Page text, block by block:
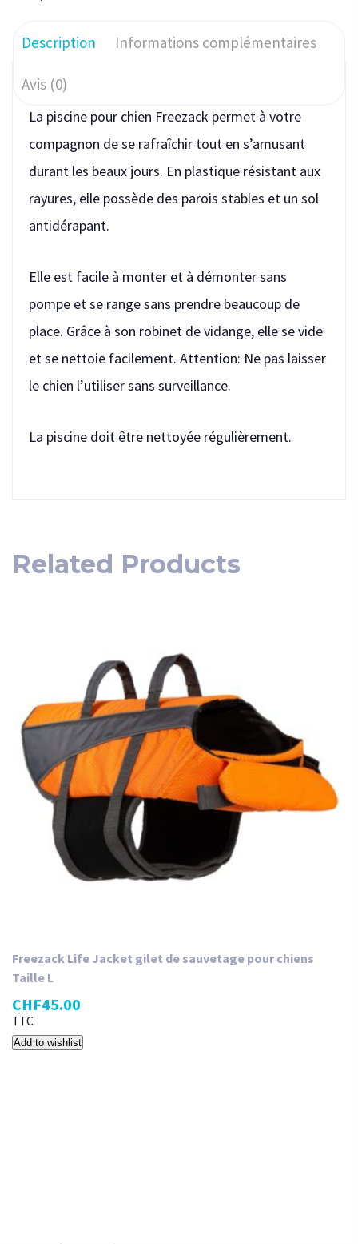
Description Informations complémentaires
Avis (0)
La piscine pour chien Freezack permet à votre
compagnon de se rafraîchir tout en s’amusant
durant les beaux jours. En plastique résistant aux
rayures, elle possède des parois stables et un sol
antidérapant.
Elle est facile à monter et à démonter sans
pompe et se range sans prendre beaucoup de
place. Grâce à son robinet de vidange, elle se vide
et se nettoie facilement. Attention: Ne pas laisser
le chien l’utiliser sans surveillance.
La piscine doit être nettoyée régulièrement.
Related Products
Freezack Life Jacket gilet de sauvetage pour chiens
Taille L
CHF45.00
TTC
Add to wishlist